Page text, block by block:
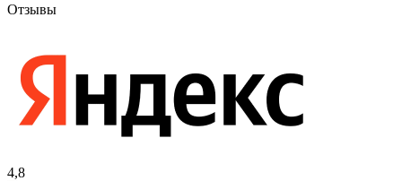
Отзывы
4,8